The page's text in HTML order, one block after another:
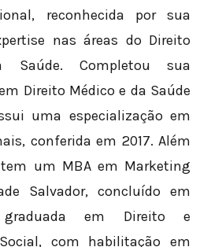
reconhecida por sua
nas áreas do Direito
Saúde. Completou sua
Direito Médico e da Saúde
uma especialização em
conferida em 2017. Além
um MBA em Marketing
Salvador, concluído em
em Direito e
com habilitação em